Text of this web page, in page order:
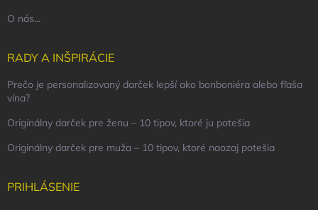
O nás...
RADY A INŠPIRÁCIE
Prečo je personalizovaný darček lepší ako bonboniéra alebo fľaša
vína?
Originálny darček pre ženu – 10 tipov, ktoré ju potešia
Originálny darček pre muža – 10 tipov, ktoré naozaj potešia
PRIHLÁSENIE